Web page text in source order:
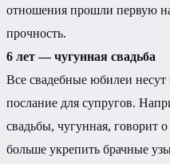
отношения прошли первую
прочность.
6 лет — чугунная свадьба
Все свадебные юбилеи несут
послание для супругов.
свадьбы, чугунная, говорит
больше укрепить брачные